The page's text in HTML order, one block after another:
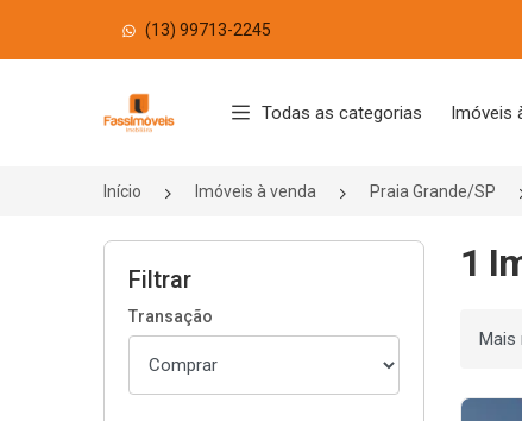
(13) 99713-2245
Página inicial
Todas as categorias Imóveis
Início Imóveis à venda Praia Grande/SP
Filtrar
Transação
1